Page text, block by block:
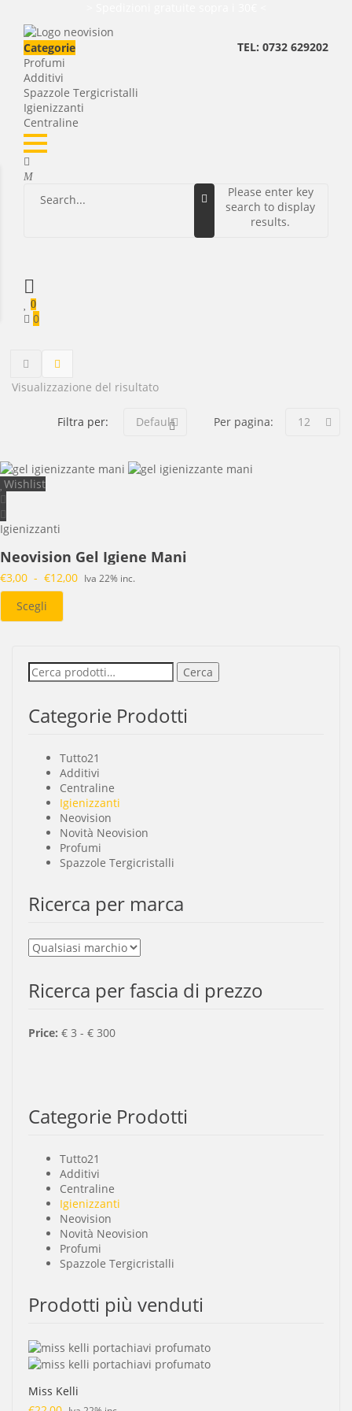
TEL: 0732 629202
Categorie
Profumi
Additivi
Spazzole Tergicristalli
Igienizzanti
Centraline
Please enter key
search to display
results.
0
0
Visualizzazione del risultato
Filtra per: Default Per pagina: 12
Wishlist
Igienizzanti
Neovision Gel Igiene Mani
€3,00 - €12,00 Fascia
€12,00
Iva 22% inc.
Scegli
Cerca: Cerca
Categorie Prodotti
Tutto21
Additivi
Centraline
Igienizzanti
Neovision
Novità Neovision
Profumi
Spazzole Tergicristalli
Ricerca per marca
Ricerca per fascia di prezzo
Price: € 3 - € 300
Categorie Prodotti
Tutto21
Additivi
Centraline
Igienizzanti
Neovision
Novità Neovision
Profumi
Spazzole Tergicristalli
Prodotti più venduti
Miss Kelli